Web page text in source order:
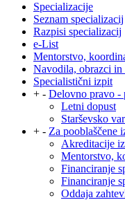
Specializacije
Seznam specializacij
Razpisi specializacij
e-List
Mentorstvo,
Navodila, obrazci in
Specialistični izpit
+ - Delovno pravo -
Letni dopust
Starševsko
+ - Za pooblaščene
Akreditacije
Mentorstvo,
Financiranje
Financiranje
Oddaja